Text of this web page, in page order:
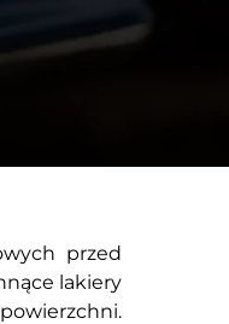
przed
lakiery